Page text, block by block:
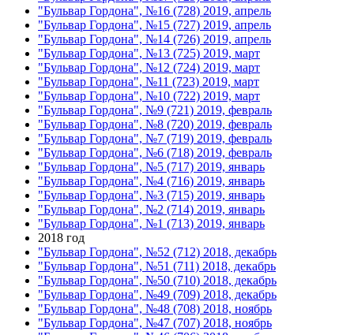
"Бульвар Гордона", №16 (728) 2019, апрель
"Бульвар Гордона", №15 (727) 2019, апрель
"Бульвар Гордона", №14 (726) 2019, апрель
"Бульвар Гордона", №13 (725) 2019, март
"Бульвар Гордона", №12 (724) 2019, март
"Бульвар Гордона", №11 (723) 2019, март
"Бульвар Гордона", №10 (722) 2019, март
"Бульвар Гордона", №9 (721) 2019, февраль
"Бульвар Гордона", №8 (720) 2019, февраль
"Бульвар Гордона", №7 (719) 2019, февраль
"Бульвар Гордона", №6 (718) 2019, февраль
"Бульвар Гордона", №5 (717) 2019, январь
"Бульвар Гордона", №4 (716) 2019, январь
"Бульвар Гордона", №3 (715) 2019, январь
"Бульвар Гордона", №2 (714) 2019, январь
"Бульвар Гордона", №1 (713) 2019, январь
2018 год
"Бульвар Гордона", №52 (712) 2018, декабрь
"Бульвар Гордона", №51 (711) 2018, декабрь
"Бульвар Гордона", №50 (710) 2018, декабрь
"Бульвар Гордона", №49 (709) 2018, декабрь
"Бульвар Гордона", №48 (708) 2018, ноябрь
"Бульвар Гордона", №47 (707) 2018, ноябрь